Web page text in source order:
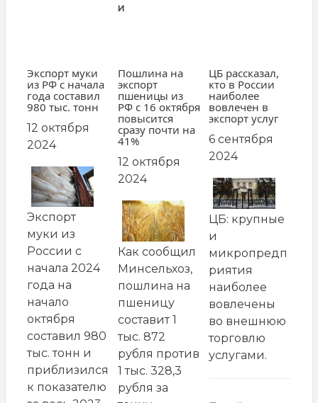
и
Экспорт муки
из РФ с начала
года составил
980 тыс. тонн
12 октября
2024
заглавная
картинка
Экспорт
муки из
России с
начала 2024
года на
начало
октября
составил 980
тыс. тонн и
приблизился
к показателю
Пошлина на
экспорт
пшеницы из
РФ с 16 октября
повысится
сразу почти на
41%
12 октября
2024
заглавная
картинка
Как сообщил
Минсельхоз,
пошлина на
пшеницу
составит 1
тыс. 872
рубля против
1 тыс. 328,3
рубля за
ЦБ рассказал,
кто в России
наиболее
вовлечен в
экспорт услуг
6 сентября
2024
заглавная
картинка
ЦБ: крупные
и
микропредп
риятия
наиболее
вовлечены
во внешнюю
торговлю
услугами.